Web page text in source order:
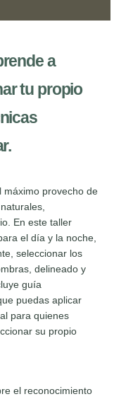
a
tu propio
máximo provecho de
En este taller
el día y la noche,
seleccionar los
delineado y
guía
puedas aplicar
para quienes
su propio
el reconocimiento